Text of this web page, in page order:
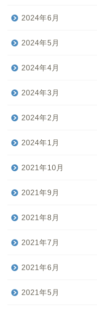
2024年6月
2024年5月
2024年4月
2024年3月
2024年2月
2024年1月
2021年10月
2021年9月
2021年8月
2021年7月
2021年6月
2021年5月